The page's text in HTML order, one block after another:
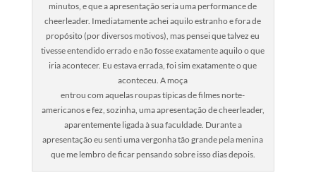
minutos, e que a apresentação seria uma performance de
cheerleader. Imediatamente achei aquilo estranho e fora de
propósito (por diversos motivos), mas pensei que talvez eu
tivesse entendido errado e não fosse exatamente aquilo o que
iria acontecer. Eu estava errada, foi sim exatamente o que
aconteceu. A moça
entrou com aquelas roupas típicas de filmes norte-
americanos e fez, sozinha, uma apresentação de cheerleader,
aparentemente ligada à sua faculdade. Durante a
apresentação eu senti uma vergonha tão grande pela menina
que me lembro de ficar pensando sobre isso dias depois.